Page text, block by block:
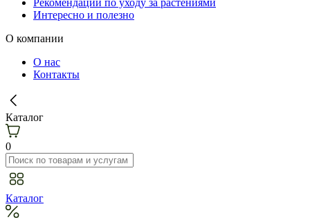
Рекомендации по уходу за растениями
Интересно и полезно
О компании
О нас
Контакты
Каталог
0
Каталог